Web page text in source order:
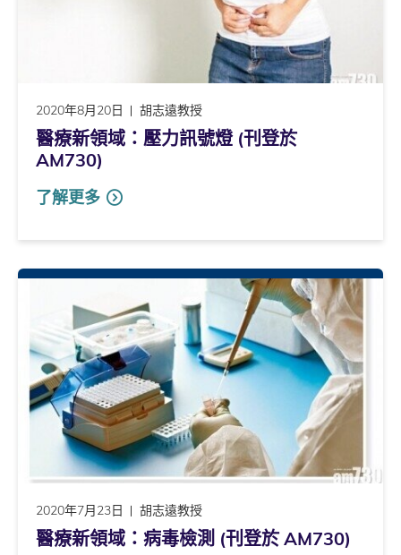
2020年8月20日 胡志遠教授
醫療新領域：壓力訊號燈 (刊登於
AM730)
了解更多
2020年7月23日 胡志遠教授
醫療新領域：病毒檢測 (刊登於 AM730)